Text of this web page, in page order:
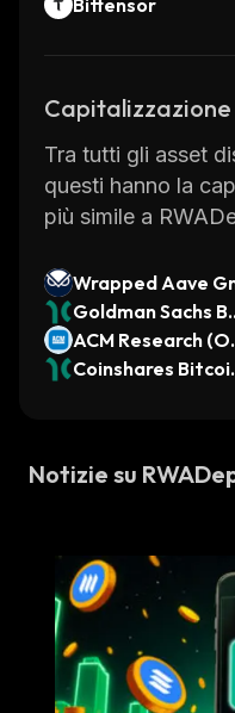
Bittensor
Tra tutti gli asset
questi hanno la
più simile a
Wrapped Aave
sis GNO
Goldman Sachs
C (Dinari
Stock)
ACM Research
o Tokenized)
Coinshares
Notizie su